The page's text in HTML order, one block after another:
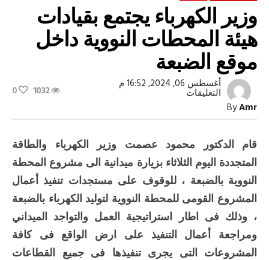
وزير الكهرباء يجتمع بقيادات
هيئة المحطات النووية داخل
موقع الضبعة
ByAmr
أغسطس 06, 2024, 16:52 م
التعليقاتعلى
يجتمع
هيئة
المحطات
النووية
داخل
موقع
الضبعة
مغلقة
1032
0
قام الدكتور محمود عصمت وزير الكهرباء والطاقة
المتجددة اليوم الثلاثاء بزيارة ميدانية الى مشروع المحطة
النووية بالضبعة ، للوقوف على مستجدات تنفيذ أعمال
المشروع القومى للمحطة النووية لتوليد الكهرباء بالضبعة
، وذلك فى اطار استراتيجية العمل والتواجد الميداني
ومراجعة أعمال التنفيذ على ارض الواقع فى كافة
المشروعات التى يجرى تنفيذها فى جميع القطاعات